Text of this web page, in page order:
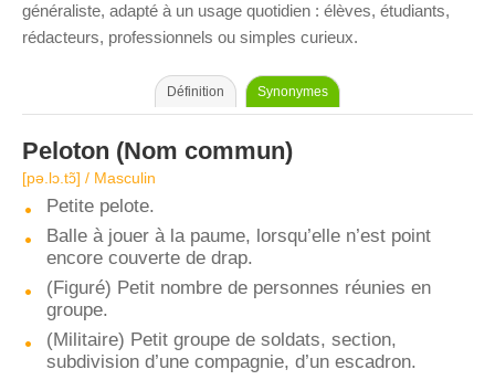
généraliste, adapté à un usage quotidien : élèves, étudiants,
rédacteurs, professionnels ou simples curieux.
Définition Synonymes
Peloton (Nom commun)
[pə.lɔ.tɔ̃] / Masculin
Petite pelote.
Balle à jouer à la paume, lorsqu’elle n’est point
encore couverte de drap.
(Figuré) Petit nombre de personnes réunies en
groupe.
(Militaire) Petit groupe de soldats, section,
subdivision d’une compagnie, d’un escadron.